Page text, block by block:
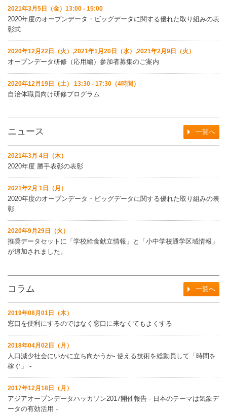
2021年3月5日（金）13:00 - 15:00
2020年度のオープンデータ・ビッグデータに関する優れた取り組みの表
彰式
2020年12月22日（火）,2021年1月20日（水）,2021年2月9日（火）
オープンデータ研修（応用編）参加者募集のご案内
2020年12月19日（土） 13:30 - 17:30（4時間）
自治体職員向け研修プログラム
ニュース 一覧へ
2021年3月 4日（木）
2020年度 勝手表彰の表彰
2021年2月 1日（月）
2020年度のオープンデータ・ビッグデータに関する優れた取り組みの表
彰
2020年9月29日（火）
推奨データセットに「学校給食献立情報」と「小中学校通学区域情報」
が追加されました。
コラム 一覧へ
2019年08月01日（木）
窓口を便利にするのではなく窓口に来なくてもよくする
2018年04月02日（月）
人口減少社会にいかに立ち向かうか‐ 使える技術を総動員して「時間を
稼ぐ」 ‐
2017年12月18日（月）
アジアオープンデータハッカソン2017開催報告 ‐ 日本のテーマは気象デ
ータの有効活用 ‐